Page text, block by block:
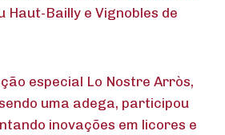
Haut-Bailly e Vignobles de
especial Lo Nostre Arròs,
uma adega, participou
inovações em licores e